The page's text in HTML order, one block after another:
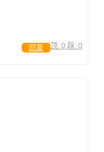
顶: 0 踩: 0
回复